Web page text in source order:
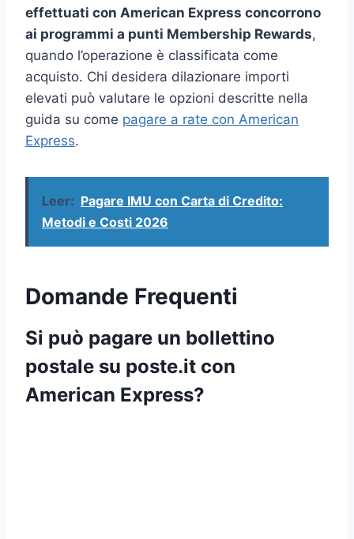
effettuati con American Express concorrono
ai programmi a punti Membership Rewards,
quando l’operazione è classificata come
acquisto. Chi desidera dilazionare importi
elevati può valutare le opzioni descritte nella
guida su come pagare a rate con American
Express.
Leer: Pagare IMU con Carta di Credito:
Metodi e Costi 2026
Domande Frequenti
Si può pagare un bollettino
postale su poste.it con
American Express?